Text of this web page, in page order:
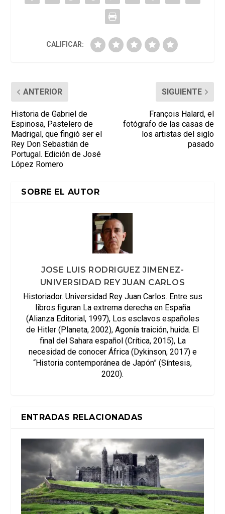
CALIFICAR:
ANTERIOR
Historia de Gabriel de
Espinosa, Pastelero de
Madrigal, que fingió ser el
Rey Don Sebastián de
Portugal. Edición de José
López Romero
SIGUIENTE
François Halard, el
fotógrafo de las casas de
los artistas del siglo
pasado
SOBRE EL AUTOR
JOSE LUIS RODRIGUEZ JIMENEZ-
UNIVERSIDAD REY JUAN CARLOS
Historiador. Universidad Rey Juan Carlos. Entre sus
libros figuran La extrema derecha en España
(Alianza Editorial, 1997), Los esclavos españoles
de Hitler (Planeta, 2002), Agonía traición, huida. El
final del Sahara español (Crítica, 2015), La
necesidad de conocer África (Dykinson, 2017) e
“Historia contemporánea de Japón” (Síntesis,
2020).
ENTRADAS RELACIONADAS